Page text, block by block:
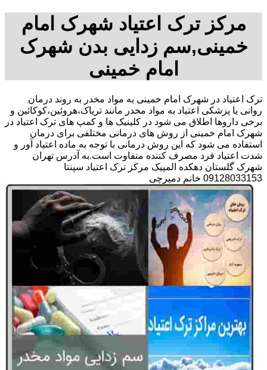
مرکز ترک اعتیاد شهرک امام
خمینی,سم زدایی بدن شهرک
امام خمینی
ترک اعتیاد در شهرک امام خمینی به مواد مخدر به روند درمان
روانی یا پزشکی اعتیاد به مواد مخدر مانند تریاک،هروئین،کوکائین و
برخی داروها اطلاق می شود در کلینیک ها و کمپ های ترک اعتیاد در
شهرک امام خمینی از روش های درمانی مختلفی برای درمان
استفاده می شود که این روش درمانی با توجه به ماده اعتیاد آور و
شدت اعتیاد فرد مصرف کننده متفاوت است.به آدرس تهران
شهرک گلستان دهکده المپیک مرکز ترک اعتیاد سپنتا
09128033153 خانم دمیرچی